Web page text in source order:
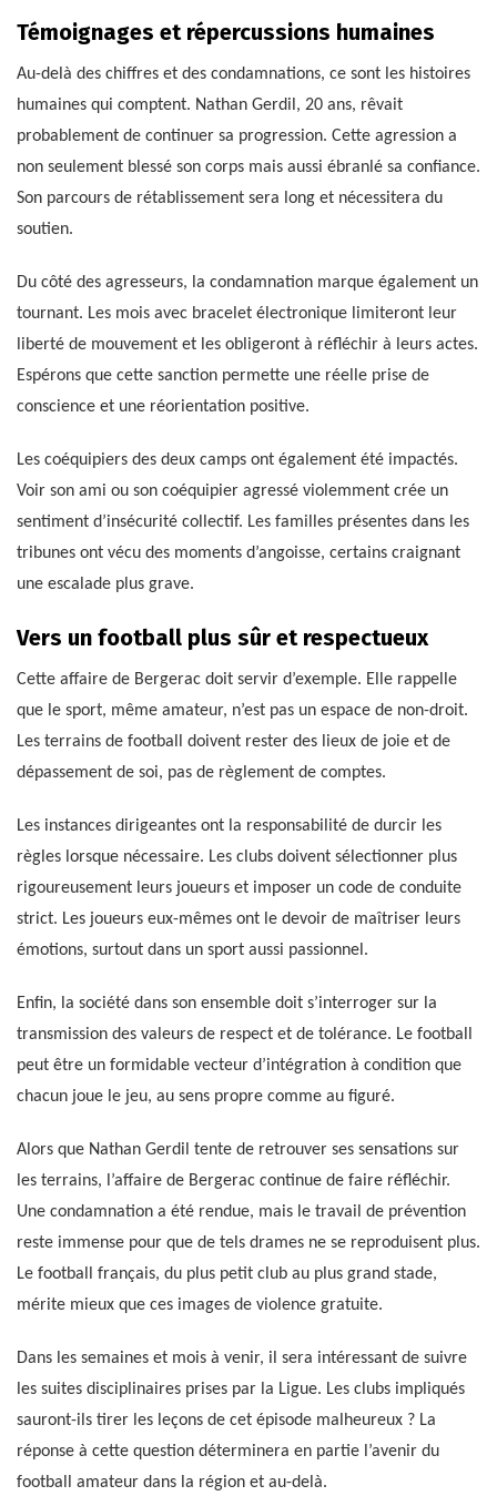
Témoignages et répercussions humaines
Au-delà des chiffres et des condamnations, ce sont les histoires
humaines qui comptent. Nathan Gerdil, 20 ans, rêvait
probablement de continuer sa progression. Cette agression a
non seulement blessé son corps mais aussi ébranlé sa confiance.
Son parcours de rétablissement sera long et nécessitera du
soutien.
Du côté des agresseurs, la condamnation marque également un
tournant. Les mois avec bracelet électronique limiteront leur
liberté de mouvement et les obligeront à réfléchir à leurs actes.
Espérons que cette sanction permette une réelle prise de
conscience et une réorientation positive.
Les coéquipiers des deux camps ont également été impactés.
Voir son ami ou son coéquipier agressé violemment crée un
sentiment d’insécurité collectif. Les familles présentes dans les
tribunes ont vécu des moments d’angoisse, certains craignant
une escalade plus grave.
Vers un football plus sûr et respectueux
Cette affaire de Bergerac doit servir d’exemple. Elle rappelle
que le sport, même amateur, n’est pas un espace de non-droit.
Les terrains de football doivent rester des lieux de joie et de
dépassement de soi, pas de règlement de comptes.
Les instances dirigeantes ont la responsabilité de durcir les
règles lorsque nécessaire. Les clubs doivent sélectionner plus
rigoureusement leurs joueurs et imposer un code de conduite
strict. Les joueurs eux-mêmes ont le devoir de maîtriser leurs
émotions, surtout dans un sport aussi passionnel.
Enfin, la société dans son ensemble doit s’interroger sur la
transmission des valeurs de respect et de tolérance. Le football
peut être un formidable vecteur d’intégration à condition que
chacun joue le jeu, au sens propre comme au figuré.
Alors que Nathan Gerdil tente de retrouver ses sensations sur
les terrains, l’affaire de Bergerac continue de faire réfléchir.
Une condamnation a été rendue, mais le travail de prévention
reste immense pour que de tels drames ne se reproduisent plus.
Le football français, du plus petit club au plus grand stade,
mérite mieux que ces images de violence gratuite.
Dans les semaines et mois à venir, il sera intéressant de suivre
les suites disciplinaires prises par la Ligue. Les clubs impliqués
sauront-ils tirer les leçons de cet épisode malheureux ? La
réponse à cette question déterminera en partie l’avenir du
football amateur dans la région et au-delà.